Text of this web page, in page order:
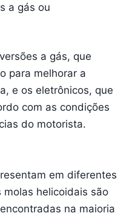
a gás ou
a gás, que
para melhorar a
e os eletrônicos, que
com as condições
do motorista.
em diferentes
helicoidais são
na maioria